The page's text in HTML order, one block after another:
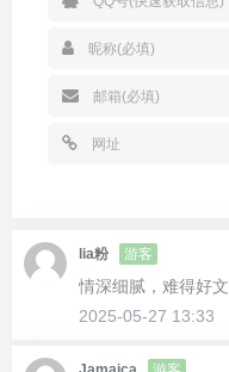
lia粉 游客
情深细腻，难得好文
2025-05-27 13:33